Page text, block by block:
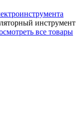
инструмент
все товары